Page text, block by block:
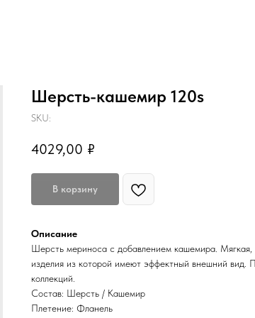
Шерсть-кашемир 120s
SKU:
4029,00 ₽
В корзину
Описание
Шерсть мериноса с добавлением кашемира. Мягкая,
изделия из которой имеют эффектный внешний вид.
коллекций.
Состав: Шерсть / Кашемир
Плетение: Фланель